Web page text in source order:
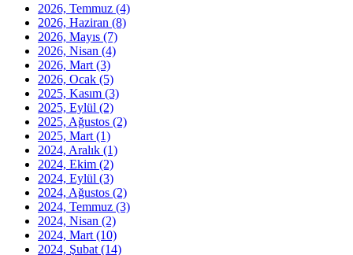
2026, Temmuz (4)
2026, Haziran (8)
2026, Mayıs (7)
2026, Nisan (4)
2026, Mart (3)
2026, Ocak (5)
2025, Kasım (3)
2025, Eylül (2)
2025, Ağustos (2)
2025, Mart (1)
2024, Aralık (1)
2024, Ekim (2)
2024, Eylül (3)
2024, Ağustos (2)
2024, Temmuz (3)
2024, Nisan (2)
2024, Mart (10)
2024, Şubat (14)